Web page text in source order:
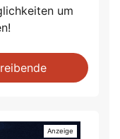
um